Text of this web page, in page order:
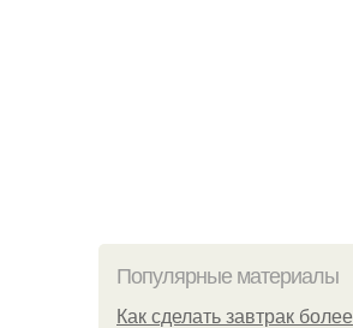
Популярные материалы
Как сделать завтрак более